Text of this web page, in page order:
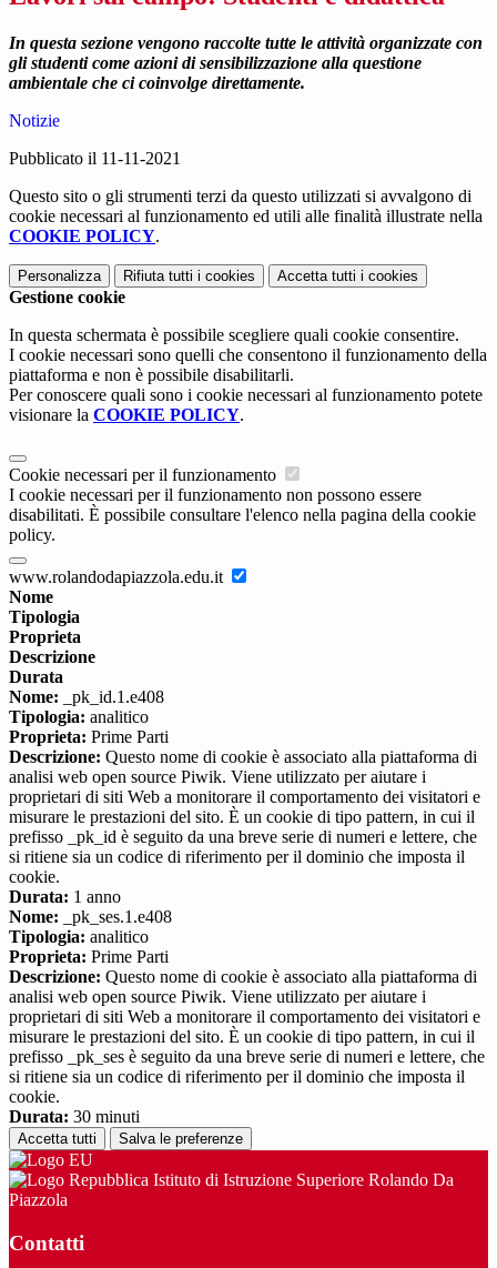
In questa sezione vengono raccolte tutte le attività organizzate con
gli studenti come azioni di sensibilizzazione alla questione
ambientale che ci coinvolge direttamente.
Notizie
Pubblicato il 11-11-2021
Questo sito o gli strumenti terzi da questo utilizzati si avvalgono di
cookie necessari al funzionamento ed utili alle finalità illustrate nella
COOKIE POLICY.
Personalizza Rifiuta tutti i cookies Accetta tutti i cookies
Gestione cookie
In questa schermata è possibile scegliere quali cookie consentire.
I cookie necessari sono quelli che consentono il funzionamento della
piattaforma e non è possibile disabilitarli.
Per conoscere quali sono i cookie necessari al funzionamento potete
visionare la COOKIE POLICY.
Cookie necessari per il funzionamento
I cookie necessari per il funzionamento non possono essere
disabilitati. È possibile consultare l'elenco nella pagina della cookie
policy.
www.rolandodapiazzola.edu.it
Nome
Tipologia
Proprieta
Descrizione
Durata
Nome: _pk_id.1.e408
Tipologia: analitico
Proprieta: Prime Parti
Descrizione: Questo nome di cookie è associato alla piattaforma di
analisi web open source Piwik. Viene utilizzato per aiutare i
proprietari di siti Web a monitorare il comportamento dei visitatori e
misurare le prestazioni del sito. È un cookie di tipo pattern, in cui il
prefisso _pk_id è seguito da una breve serie di numeri e lettere, che
si ritiene sia un codice di riferimento per il dominio che imposta il
cookie.
Durata: 1 anno
Nome: _pk_ses.1.e408
Tipologia: analitico
Proprieta: Prime Parti
Descrizione: Questo nome di cookie è associato alla piattaforma di
analisi web open source Piwik. Viene utilizzato per aiutare i
proprietari di siti Web a monitorare il comportamento dei visitatori e
misurare le prestazioni del sito. È un cookie di tipo pattern, in cui il
prefisso _pk_ses è seguito da una breve serie di numeri e lettere, che
si ritiene sia un codice di riferimento per il dominio che imposta il
cookie.
Durata: 30 minuti
Accetta tutti Salva le preferenze
Istituto di Istruzione Superiore Rolando Da
Piazzola
Contatti